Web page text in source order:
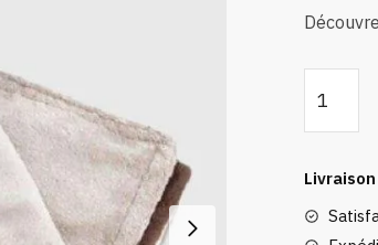
de
160